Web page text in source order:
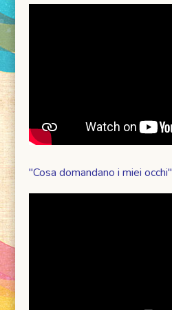
"Cosa domandano i miei occhi"